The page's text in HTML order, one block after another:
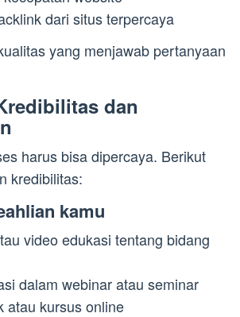
dari situs terpercaya
yang menjawab pertanyaan
dan
harus bisa dipercaya. Berikut
kredibilitas:
kamu
video edukasi tentang bidang
dalam webinar atau seminar
atau kursus online